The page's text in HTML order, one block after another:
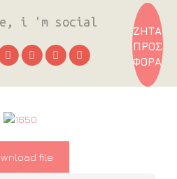
i 'm social
ΖΗΤΑ
ΠΡΟΣ
ΦΟΡΑ
file